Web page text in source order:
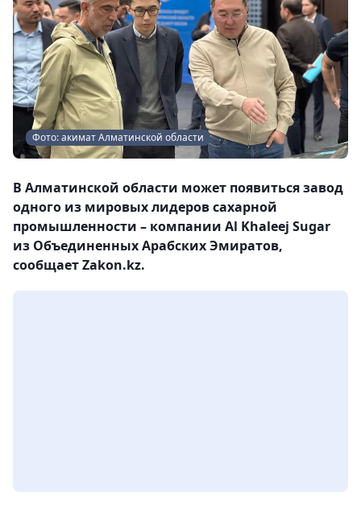
Фото: акимат Алматинской области
В Алматинской области может появиться завод
одного из мировых лидеров сахарной
промышленности – компании Al Khaleej Sugar
из Объединенных Арабских Эмиратов,
сообщает Zakon.kz.